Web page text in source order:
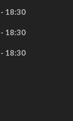
18:30
18:30
18:30